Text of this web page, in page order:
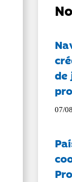
de
07/